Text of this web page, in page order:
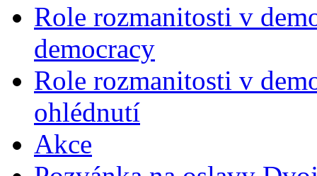
Role rozmanitosti v
democracy
Role rozmanitosti v
ohlédnutí
Akce